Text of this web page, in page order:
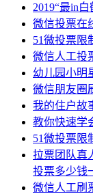
2019“最in
微信投票在
51微投票限
微信人工投
幼儿园小明
微信朋友圈
我的住户故
教你快速学
51微投票限
拉票团队真
投票多少钱
微信人工刷